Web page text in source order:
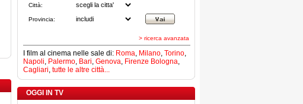
Città:
Provincia:
> ricerca avanzata
I film al cinema nelle sale di: Roma, Milano, Torino,
Napoli, Palermo, Bari, Genova, Firenze Bologna,
Cagliari, tutte le altre città...
OGGI IN TV